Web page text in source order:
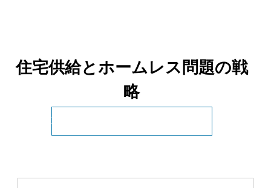
住宅供給とホームレス問題の戦
略
政府機関の他業務の詳細についてはこちら